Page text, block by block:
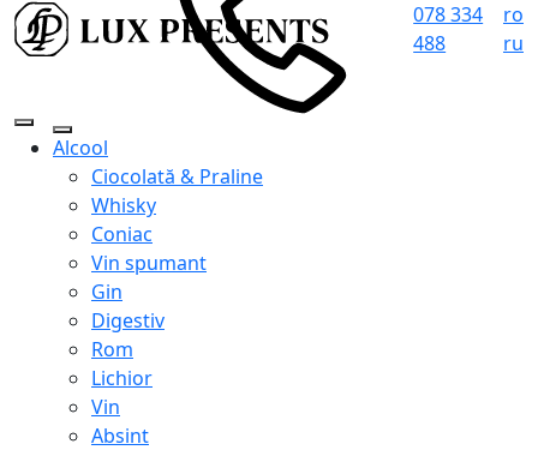
078 334
488
ro
ru
Alcool
Ciocolată & Praline
Whisky
Coniac
Vin spumant
Gin
Digestiv
Rom
Lichior
Vin
Absint